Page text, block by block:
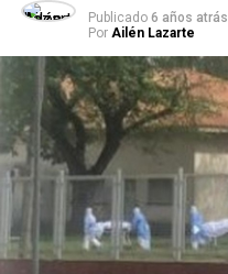
Publicado 6 años atrás
Por Ailén Lazarte